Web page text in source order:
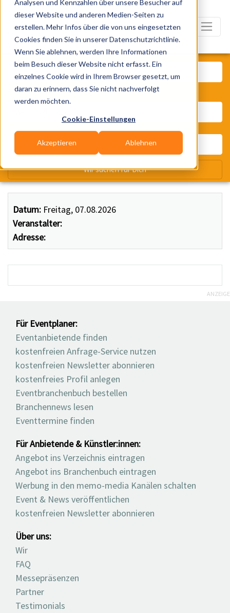
Analysen und Kennzahlen über unsere Besucher auf
dieser Website und anderen Medien-Seiten zu
erstellen. Mehr Infos über die von uns eingesetzten
Cookies finden Sie in unserer Datenschutzrichtlinie.
Wenn Sie ablehnen, werden Ihre Informationen
beim Besuch dieser Website nicht erfasst. Ein
einzelnes Cookie wird in Ihrem Browser gesetzt, um
daran zu erinnern, dass Sie nicht nachverfolgt
werden möchten.
Cookie-Einstellungen
Akzeptieren Ablehnen
Datum: Freitag, 07.08.2026
Veranstalter:
Adresse:
Was? Künstler, Zelte, Bands,
Wir suchen für Dich
ANZEIGE
Für Eventplaner:
Eventanbietende finden
kostenfreien Anfrage-Service nutzen
kostenfreien Newsletter abonnieren
kostenfreies Profil anlegen
Eventbranchenbuch bestellen
Branchennews lesen
Eventtermine finden
Für Anbietende & Künstler:innen:
Angebot ins Verzeichnis eintragen
Angebot ins Branchenbuch eintragen
Werbung in den memo-media Kanälen schalten
Event & News veröffentlichen
kostenfreien Newsletter abonnieren
Über uns:
Wir
FAQ
Messepräsenzen
Partner
Testimonials